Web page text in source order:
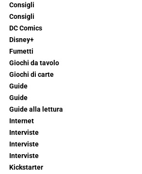
Consigli
Consigli
DC Comics
Disney+
Fumetti
Giochi da tavolo
Giochi di carte
Guide
Guide
Guide alla lettura
Internet
Interviste
Interviste
Interviste
Kickstarter